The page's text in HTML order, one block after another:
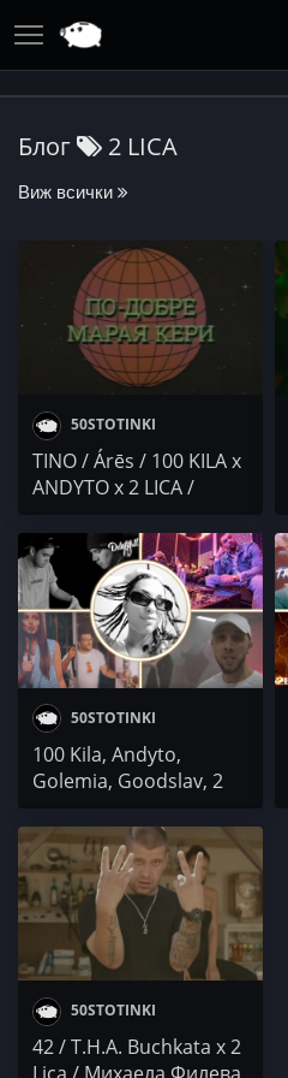
Блог 2 LICA
Виж всички
50STOTINKI
TINO / Árēs / 100 KILA x
ANDYTO x 2 LICA /
/ Low Heat
50STOTINKI
100 Kila, Andyto,
Golemia, Goodslav, 2
до уши / Robbie
Nikolov / 2N Black &
41N7 MC
50STOTINKI
42 / T.H.A. Buchkata x 2